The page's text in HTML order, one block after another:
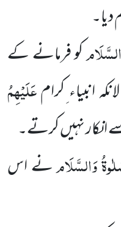
کو فرمانے کے
انبیاء ِکرامعَلَیْہِمُ
انکار نہیں کرتے۔
وَالسَّلَامنے اس